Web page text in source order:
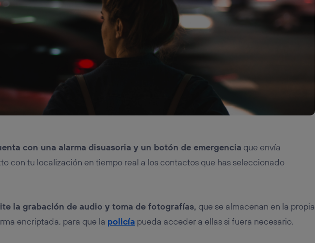
con una alarma disuasoria y un botón de emergencia que envía
con tu localización en tiempo real a los contactos que has seleccionado
la grabación de audio y toma de fotografías, que se almacenan en la propia
encriptada, para que la policía pueda acceder a ellas si fuera necesario.